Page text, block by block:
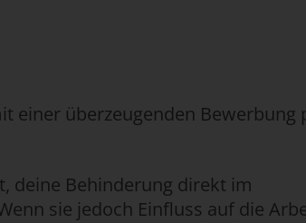
einer überzeugenden Bewerbung
deine Behinderung direkt im
sie jedoch Einfluss auf die